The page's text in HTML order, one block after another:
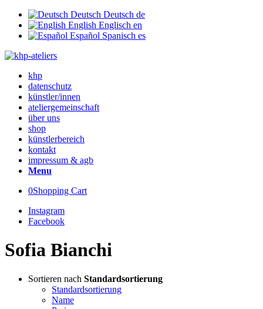
Deutsch Deutsch de
English Englisch en
Español Spanisch es
khp
datenschutz
künstler/innen
ateliergemeinschaft
über uns
shop
künstlerbereich
kontakt
impressum & agb
Menu
0Shopping Cart
Instagram
Facebook
Sofia Bianchi
Sortieren nach Standardsortierung
Standardsortierung
Name